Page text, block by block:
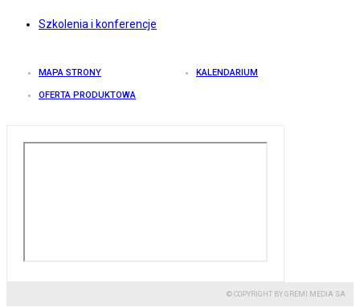
Szkolenia i konferencje
MAPA STRONY KALENDARIUM
OFERTA PRODUKTOWA
© COPYRIGHT BY GREMI MEDIA SA